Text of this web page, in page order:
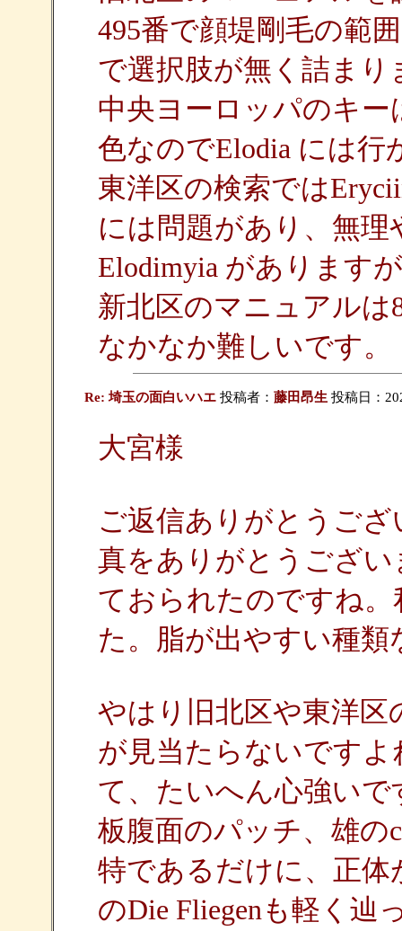
495番で顔堤剛毛の範
で選択肢が無く詰まり
中央ヨーロッパのキー
色なのでElodia には行
東洋区の検索では
には問題があり、無
Elodimyia があります
新北区のマニュアル
なかなか難しいです。
Re: 埼玉の面白いハエ投稿者： 藤田昂生 投稿日：
大宮様
ご返信ありがとうご
真をありがとうござ
ておられたのですね
た。脂が出やすい種
やはり旧北区や東洋区
が見当たらないです
て、たいへん心強いで
板腹面のパッチ、雄の
特であるだけに、正体
のDie Fliegenも軽く辿